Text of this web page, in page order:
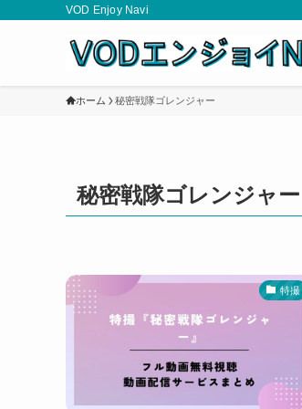
VOD Enjoy Navi
ホーム 秘密戦隊ゴレンジャー
秘密戦隊ゴレンジャー
特撮